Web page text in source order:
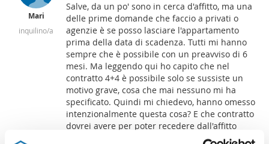
Mari
inquilino/a
Salve, da un po' sono in cerca d'affitto, ma una
delle prime domande che faccio a privati o
agenzie è se posso lasciare l'appartamento
prima della data di scadenza. Tutti mi hanno
sempre che è possibile con un preavviso di 6
mesi. Ma leggendo qui ho capito che nel
contratto 4+4 è possibile solo se sussiste un
motivo grave, cosa che mai nessuno mi ha
specificato. Quindi mi chiedevo, hanno omesso
intenzionalmente questa cosa? E che contratto
dovrei avere per poter recedere dall'affitto
quando voglio, dando solo i 6 mesi di